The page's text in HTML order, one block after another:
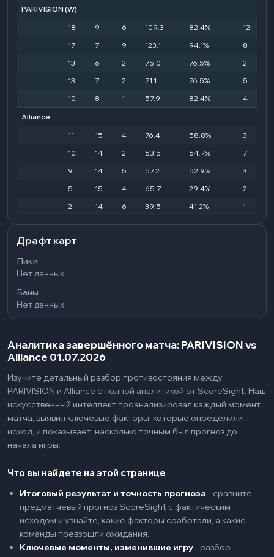
PARIVISION (W)
18
9 6 109.3 82.4%
12
17
7 9 123.1 94.1%
8
13
6 2 75.0 76.5%
2
13
7 2 71.1 76.5%
5
10
8 1 57.9 82.4%
4
Alliance
11
15 4 76.4 58.8%
3
10
14 2 63.5 64.7%
7
9
14 5 57.2 52.9%
3
5
15 4 65.7 29.4%
2
2
14 6 39.5 41.2% 1
Драфт карт
Пики
Нет данных
Баны
Нет данных
Аналитика завершённого матча: PARIVISION vs
Alliance 01.07.2026
Изучите детальный разбор противостояния между
PARIVISION и Alliance с полной аналитикой от ScoreSight. Наш
искусственный интеллект проанализировал каждый момент
матча, выявил ключевые факторы, которые определили
исход, и показывает, насколько точным был прогноз до
начала игры.
Что вы найдете на этой странице
Итоговый результат и точность прогноза - сравните
предматчевый прогноз ScoreSight с фактическим
исходом и узнайте, какие факторы сработали, а какие
команды превзошли ожидания.
Ключевые моменты, изменившие игру- разбор